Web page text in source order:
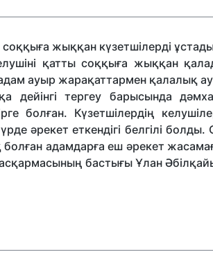
жыққан күзетшілерді
қатты соққыға жыққан
ауыр жарақаттармен қалалық
дейінгі тергеу барысында
болған. Күзетшілердің
әрекет еткендігі белгілі
адамдарға еш әрекет
бастығы Ұлан